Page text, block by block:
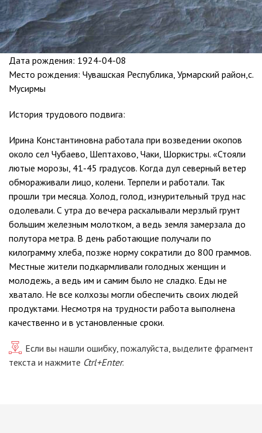
Дата рождения: 1924-04-08
Место рождения: Чувашская Республика, Урмарский район,с.
Мусирмы
История трудового подвига:
Ирина Константиновна работала при возведении окопов
около сел Чубаево, Шептахово, Чаки, Шоркистры. «Стояли
лютые морозы, 41-45 градусов. Когда дул северный ветер
обмораживали лицо, колени. Терпели и работали. Так
прошли три месяца. Холод, голод, изнурительный труд нас
одолевали. С утра до вечера раскалывали мерзлый грунт
большим железным молотком, а ведь земля замерзала до
полутора метра. В день работающие получали по
килограмму хлеба, позже норму сократили до 800 граммов.
Местные жители подкармливали голодных женщин и
молодежь, а ведь им и самим было не сладко. Еды не
хватало. Не все колхозы могли обеспечить своих людей
продуктами. Несмотря на трудности работа выполнена
качественно и в установленные сроки.
Если вы нашли ошибку, пожалуйста, выделите фрагмент
текста и нажмите Ctrl+Enter.